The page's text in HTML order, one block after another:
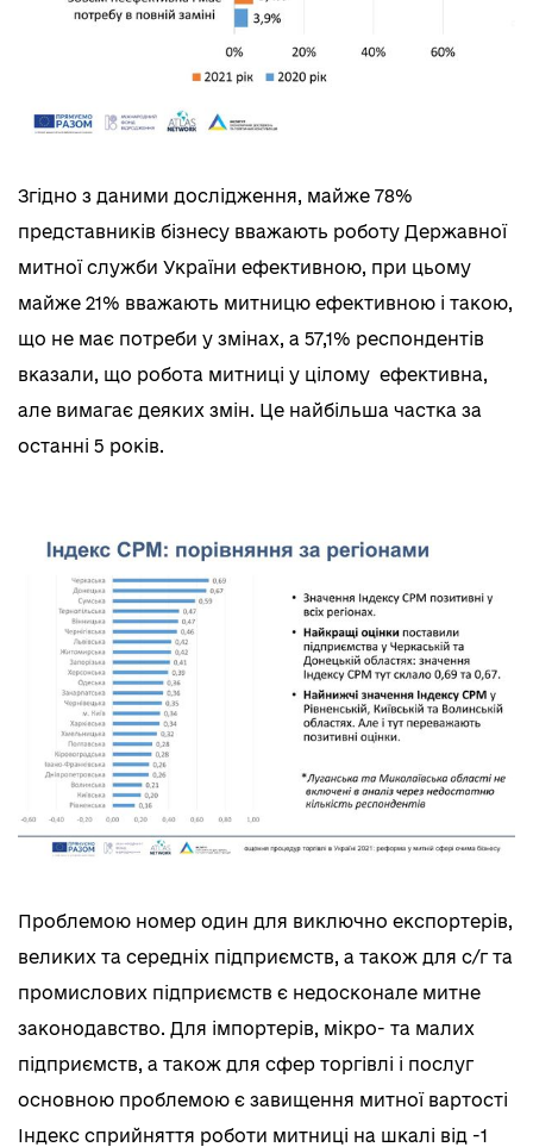
Згідно з даними дослідження, майже 78%
представників бізнесу вважають роботу Державної
митної служби України ефективною, при цьому
майже 21% вважають митницю ефективною і такою,
що не має потреби у змінах, а 57,1% респондентів
вказали, що робота митниці у цілому ефективна,
але вимагає деяких змін. Це найбільша частка за
останні 5 років.
Проблемою номер один для виключно експортерів,
великих та середніх підприємств, а також для с/г та
промислових підприємств є недосконале митне
законодавство. Для імпортерів, мікро- та малих
підприємств, а також для сфер торгівлі і послуг
основною проблемою є завищення митної вартості
Індекс сприйняття роботи митниці на шкалі від -1